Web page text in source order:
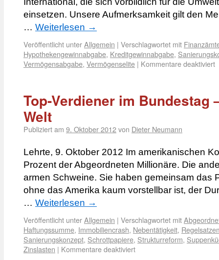
einsetzen. Unsere Aufmerksamkeit gilt den
… Weiterlesen →
Veröffentlicht unterAllgemein | Verschlagwortet mit
Hypothekengewinnabgabe, Kreditgewinnabgabe,
Vermögensabgabe, Vermögenselite | Kommentare deaktiviert
Top-Verdiener im Bundestag
Welt
Publiziert am 9. Oktober 2012von Dieter Neumann
Lehrte, 9. Oktober 2012 Im amerikanischen
Prozent der Abgeordneten Millionäre. Die
armen Schweine. Sie haben gemeinsam das
ohne das Amerika kaum vorstellbar ist, der
… Weiterlesen →
Veröffentlicht unterAllgemein | Verschlagwortet mit
Haftungssumme, Immobiliencrash, Nebentätigkeit,
Sanierungskonzept, Schrottpapiere, Strukturreform,
Zinslasten | Kommentare deaktiviert